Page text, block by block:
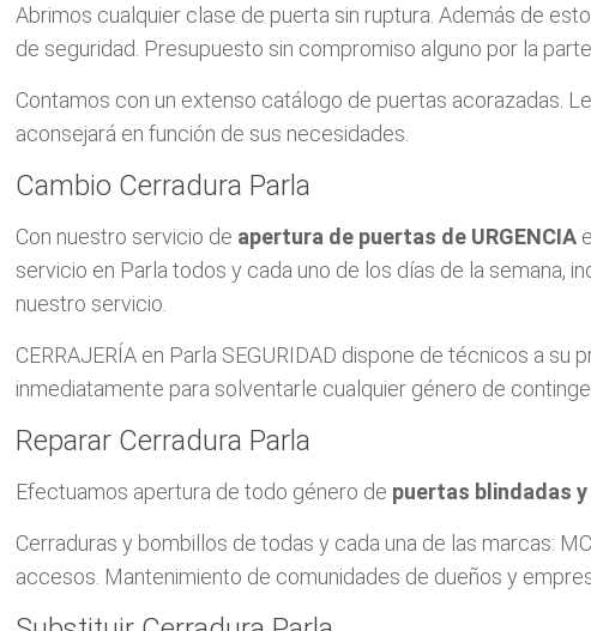
Abrimos cualquier clase de puerta sin ruptura. Además de
de seguridad. Presupuesto sin compromiso alguno por la
Contamos con un extenso catálogo de puertas acorazadas.
aconsejará en función de sus necesidades.
Cambio Cerradura Parla
Con nuestro servicio de apertura de puertas de URGENCIA
servicio en Parla todos y cada uno de los días de la
nuestro servicio.
CERRAJERÍA en Parla SEGURIDAD dispone de técnicos a
inmediatamente para solventarle cualquier género de
Reparar Cerradura Parla
Efectuamos apertura de todo género de puertas blindadas
Cerraduras y bombillos de todas y cada una de las marcas:
accesos. Mantenimiento de comunidades de dueños y